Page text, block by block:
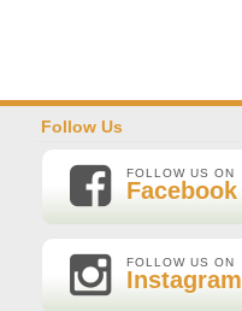
Follow Us
FOLLOW US ON
Facebook
FOLLOW US ON
Instagram